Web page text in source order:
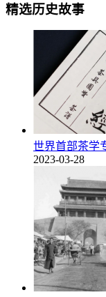
精选历史故事
世界首部茶学
2023-03-28